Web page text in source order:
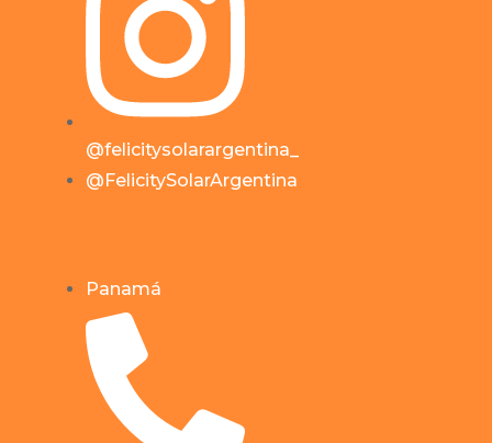
@felicitysolarargentina_
@FelicitySolarArgentina
Panamá